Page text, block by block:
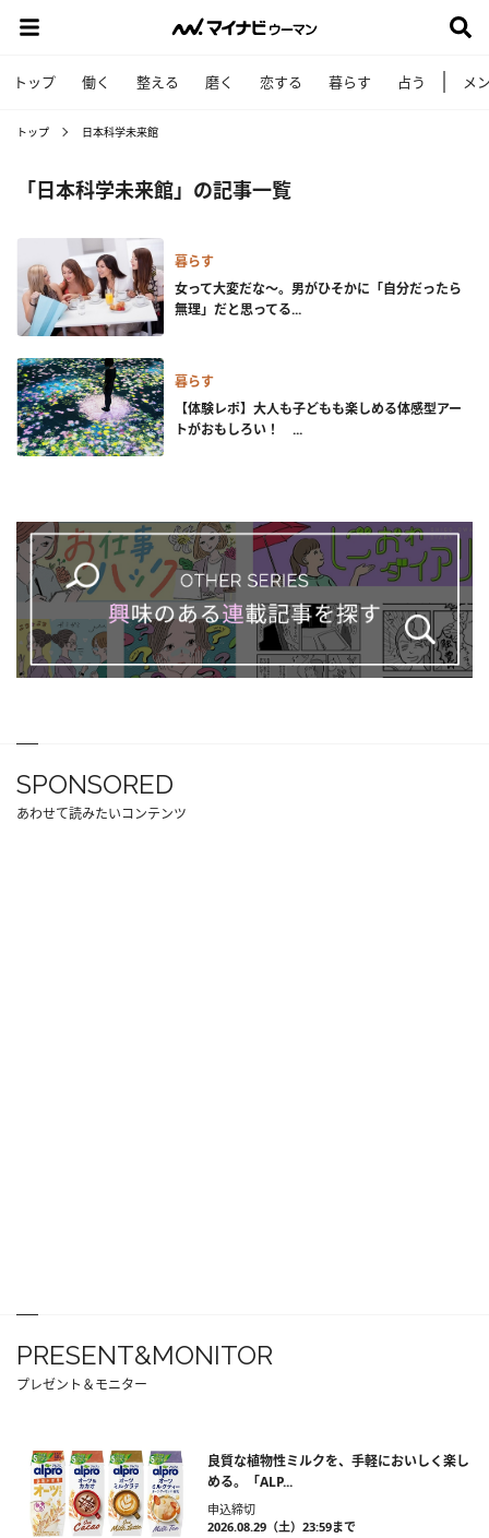
トップ 働く 整える 磨く 恋する 暮らす 占う メ
トップ 日本科学未来館
「日本科学未来館」の記事一覧
暮らす
女って大変だな～。男がひそかに「自分だったら
無理」だと思ってる...
暮らす
【体験レポ】大人も子どもも楽しめる体感型アー
トがおもしろい！ ...
SPONSORED
あわせて読みたいコンテンツ
PRESENT&MONITOR
プレゼント＆モニター
良質な植物性ミルクを、手軽においしく楽し
める。「ALP...
申込締切
2026.08.29（土）23:59まで